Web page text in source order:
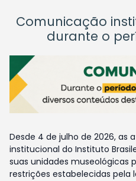
Comunicação
durante o
Desde 4 de julho de 2026, as
institucional do Instituto
suas unidades museológicas
restrições estabelecidas pela